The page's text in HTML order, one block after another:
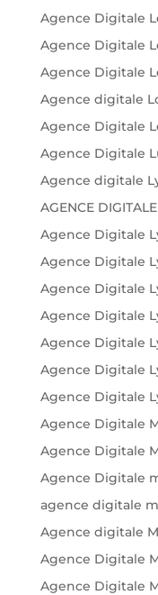
Agence Digitale
Agence Digitale
Agence Digitale
Agence digitale
Agence Digitale
Agence Digitale
Agence digitale
AGENCE
Agence Digitale
Agence Digitale
Agence Digitale
Agence Digitale
Agence Digitale
Agence Digitale
Agence Digitale
Agence Digitale
Agence Digitale
Agence Digitale
agence digitale
Agence digitale
Agence Digitale
Agence Digitale